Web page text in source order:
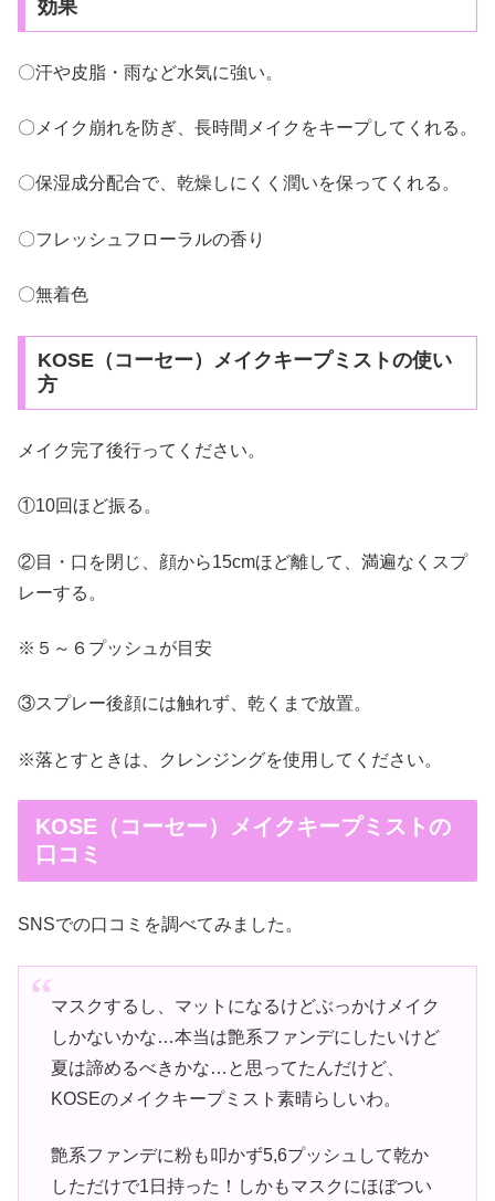
効果
〇汗や皮脂・雨など水気に強い。
〇メイク崩れを防ぎ、長時間メイクをキープしてくれる。
〇保湿成分配合で、乾燥しにくく潤いを保ってくれる。
〇フレッシュフローラルの香り
〇無着色
KOSE（コーセー）メイクキープミストの使い
方
メイク完了後行ってください。
①10回ほど振る。
②目・口を閉じ、顔から15cmほど離して、満遍なくスプ
レーする。
※５～６プッシュが目安
③スプレー後顔には触れず、乾くまで放置。
※落とすときは、クレンジングを使用してください。
KOSE（コーセー）メイクキープミストの
口コミ
SNSでの口コミを調べてみました。
マスクするし、マットになるけどぶっかけメイク
しかないかな…本当は艶系ファンデにしたいけど
夏は諦めるべきかな…と思ってたんだけど、
KOSEのメイクキープミスト素晴らしいわ。
艶系ファンデに粉も叩かず5,6プッシュして乾か
しただけで1日持った！しかもマスクにほぼつい